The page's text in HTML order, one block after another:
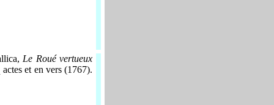
Le Roué vertueux
et en vers (1767).